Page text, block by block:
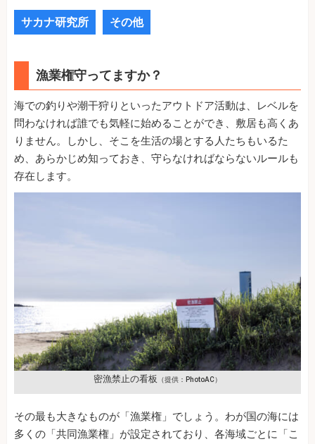
サカナ研究所 その他
漁業権守ってますか？
海での釣りや潮干狩りといったアウトドア活動は、レベルを
問わなければ誰でも気軽に始めることができ、敷居も高くあ
りません。しかし、そこを生活の場とする人たちもいるた
め、あらかじめ知っておき、守らなければならないルールも
存在します。
密漁禁止の看板 （提供：PhotoAC）
その最も大きなものが「漁業権」でしょう。わが国の海には
多くの「共同漁業権」が設定されており、各海域ごとに「こ